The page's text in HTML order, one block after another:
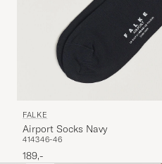
FALKE
Airport Socks Navy
414346-46
189,-